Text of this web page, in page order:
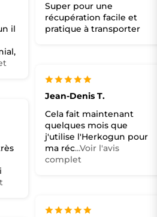
Super pour une
récupération facile et
pratique à transporter
il
Jean-Denis T.
Cela fait maintenant
quelques mois que
j'utilise l'Herkogun pour
ma réc...Voir l'avis
complet